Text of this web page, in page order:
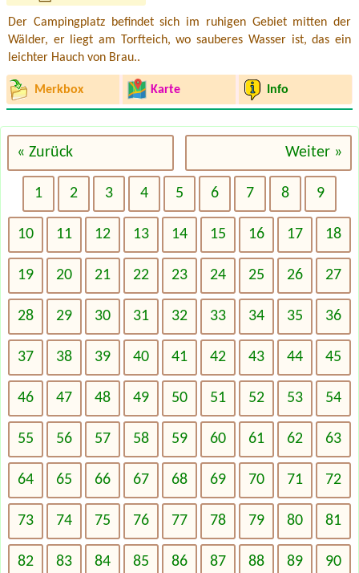
Der Campingplatz befindet sich im ruhigen Gebiet mitten der
Wälder, er liegt am Torfteich, wo sauberes Wasser ist, das ein
leichter Hauch von Brau..
Merkbox Karte Info
« Zurück Weiter »
1 2 3 4 5 6 7 8 9
10 11 12 13 14 15 16 17 18
19 20 21 22 23 24 25 26 27
28 29 30 31 32 33 34 35 36
37 38 39 40 41 42 43 44 45
46 47 48 49 50 51 52 53 54
55 56 57 58 59 60 61 62 63
64 65 66 67 68 69 70 71 72
73 74 75 76 77 78 79 80 81
82 83 84 85 86 87 88 89 90